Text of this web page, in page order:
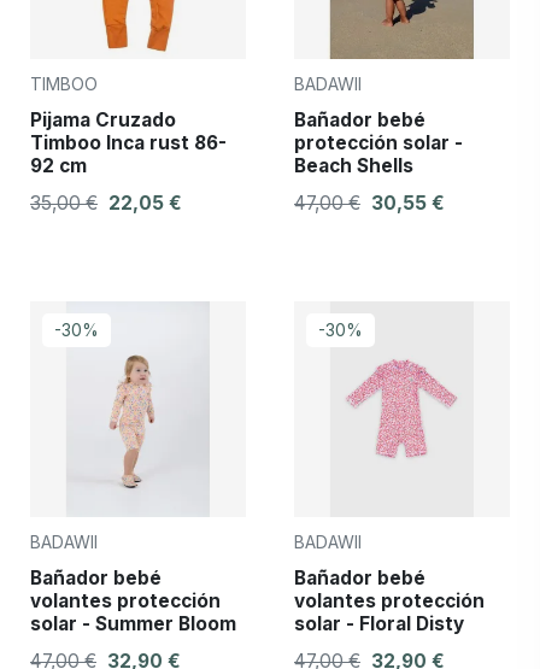
TIMBOO
Pijama Cruzado
Timboo Inca rust 86-
92 cm
35,00 € 22,05 €
BADAWII
Bañador bebé
protección solar -
Beach Shells
47,00 € 30,55 €
-30%
BADAWII
Bañador bebé
volantes protección
solar - Summer Bloom
47,00 € 32,90 €
-30%
BADAWII
Bañador bebé
volantes protección
solar - Floral Disty
47,00 € 32,90 €